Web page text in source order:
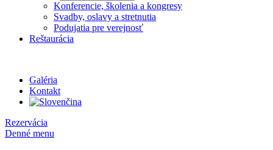
Konferencie, školenia a kongresy
Svadby, oslavy a stretnutia
Podujatia pre verejnosť
Reštaurácia
Galéria
Kontakt
Rezervácia
Denné menu